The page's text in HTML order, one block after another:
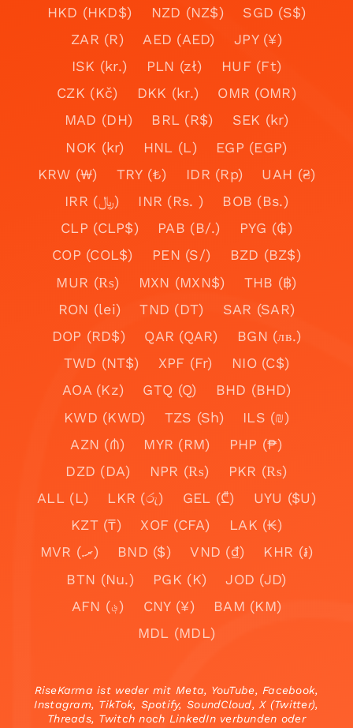
HKD (HKD$)
NZD (NZ$)
SGD (S$)
ZAR (R)
AED (AED)
JPY (¥)
ISK (kr.)
PLN (zł)
HUF (Ft)
CZK (Kč)
DKK (kr.)
OMR (OMR)
MAD (DH)
BRL (R$)
SEK (kr)
NOK (kr)
HNL (L)
EGP (EGP)
KRW (₩)
TRY (₺) IDR (Rp)
UAH (₴)
IRR (﷼)
INR (Rs. )
BOB (Bs.)
CLP (CLP$)
PAB (B/.)
PYG (₲)
COP (COL$)
PEN (S/)
BZD (BZ$)
MUR (₨)
MXN (MXN$)
THB (฿)
RON (lei)
TND (DT)
SAR (SAR)
DOP (RD$)
QAR (QAR)
BGN (лв.)
TWD (NT$)
XPF (Fr)
NIO (C$)
AOA (Kz)
GTQ (Q)
BHD (BHD)
KWD (KWD)
TZS (Sh)
ILS (₪)
AZN (₼)
MYR (RM)
PHP (₱)
DZD (DA)
NPR (₨)
PKR (₨)
ALL (L)
LKR (රු) GEL (₾)
UYU ($U)
KZT (₸)
XOF (CFA)
LAK (₭)
MVR (.ރ)
BND ($) VND (₫)
KHR (៛)
BTN (Nu.)
PGK (K)
JOD (JD)
AFN (؋)
CNY (¥)
BAM (KM)
MDL (MDL)
RiseKarma ist weder mit Meta, YouTube, Facebook,
Instagram, TikTok, Spotify, SoundCloud, X (Twitter),
Threads, Twitch noch LinkedIn verbunden oder